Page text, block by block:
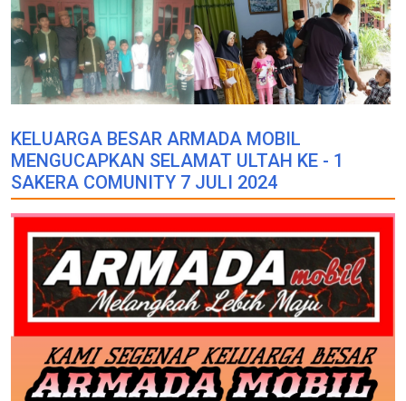
KELUARGA BESAR ARMADA MOBIL
MENGUCAPKAN SELAMAT ULTAH KE - 1
SAKERA COMUNITY 7 JULI 2024